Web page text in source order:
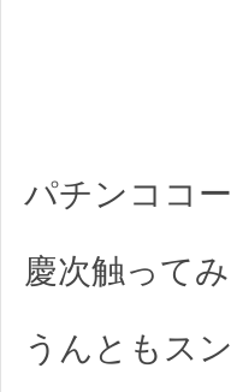
パチンココ
慶次触って
うんともス